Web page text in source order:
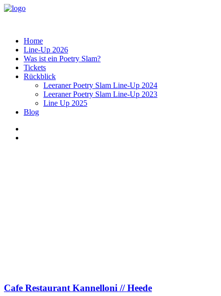
Home
Line-Up 2026
Was ist ein Poetry Slam?
Tickets
Rückblick
Leeraner Poetry Slam Line-Up 2024
Leeraner Poetry Slam Line-Up 2023
Line Up 2025
Blog
Cafe Restaurant Kannelloni // Heede